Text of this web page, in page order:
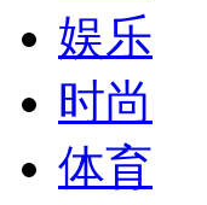
娱乐
时尚
体育